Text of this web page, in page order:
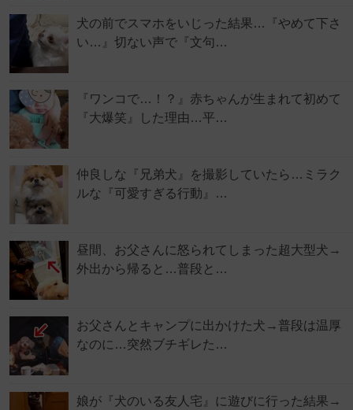
犬の前でスマホをいじった結果…『やめて下さ
い…』切ない声で『文句…
『ワンコで…！？』赤ちゃんが生まれて初めて
『大爆笑』した理由…平…
仲良しな『兄弟犬』を撮影していたら…ミラク
ルな『可愛すぎる行動』…
昼間、お父さんに怒られてしまった超大型犬→
外出から帰ると…普段と…
お父さんとキャンプに出かけた犬→普段は温厚
なのに…突然ブチギレた…
娘が『犬のいる友人宅』に遊びに行った結果→